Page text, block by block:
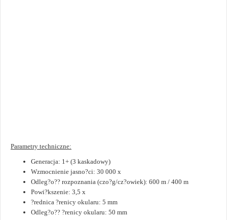
Parametry techniczne:
Generacja: 1+ (3 kaskadowy)
Wzmocnienie jasno?ci: 30 000 x
Odleg?o?? rozpoznania (czo?g/cz?owiek): 600 m / 400 m
Powi?kszenie: 3,5 x
?rednica ?renicy okularu: 5 mm
Odleg?o?? ?renicy okularu: 50 mm